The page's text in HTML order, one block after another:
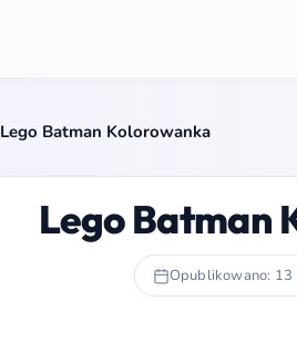
Lego Batman Kolorowanka
Lego Batman
Opublikowano: